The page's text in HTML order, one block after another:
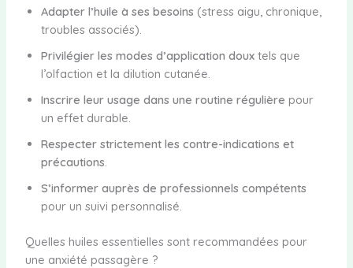
Adapter l’huile à ses besoins (stress aigu, chronique,
troubles associés).
Privilégier les modes d’application douxtels que
l’olfaction et la dilution cutanée.
Inscrire leur usage dans une routine régulière pour
un effet durable.
Respecter strictement les contre-indications et
précautions.
S’informer auprès de professionnels compétents
pour un suivi personnalisé.
Quelles huiles essentielles sont recommandées pour
une anxiété passagère ?